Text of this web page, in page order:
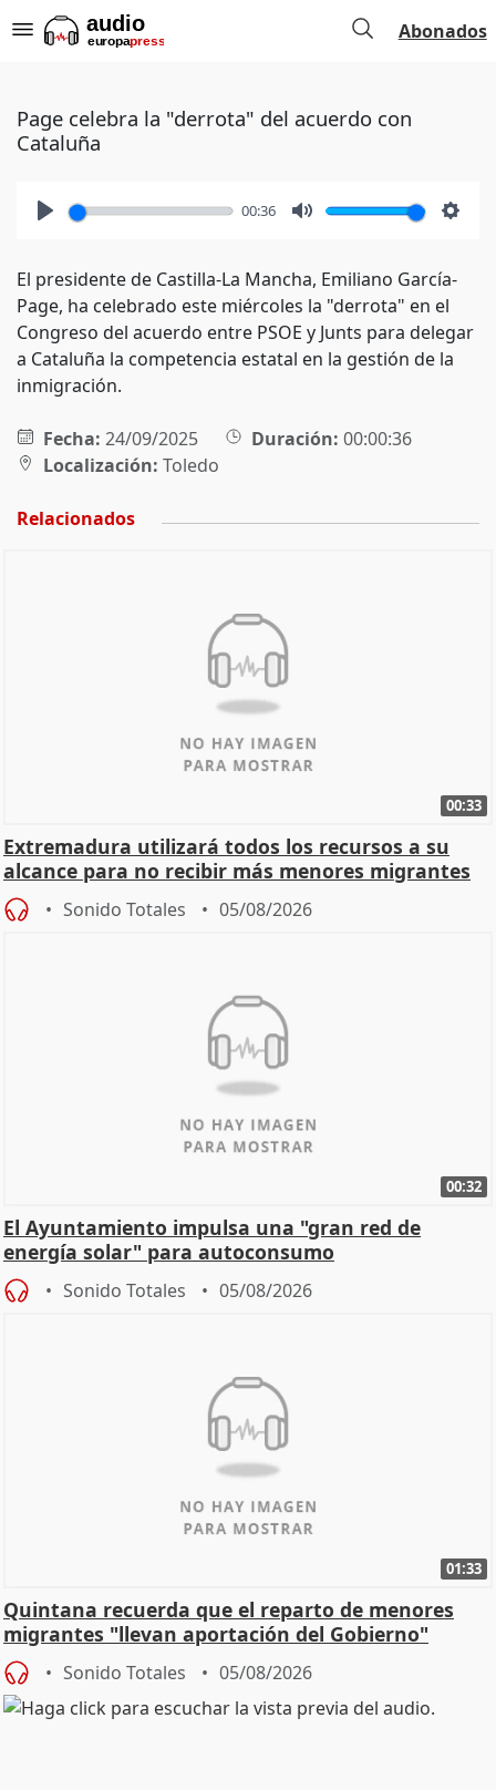
Abonados
Page celebra la "derrota" del acuerdo con
Cataluña
00:36
El presidente de Castilla-La Mancha, Emiliano García-
Page, ha celebrado este miércoles la "derrota" en el
Congreso del acuerdo entre PSOE y Junts para delegar
a Cataluña la competencia estatal en la gestión de la
inmigración.
Fecha: 24/09/2025 Duración: 00:00:36
Localización: Toledo
Relacionados
00:33
Extremadura utilizará todos los recursos a su
alcance para no recibir más menores migrantes
Sonido Totales 05/08/2026
00:32
El Ayuntamiento impulsa una "gran red de
energía solar" para autoconsumo
Sonido Totales 05/08/2026
01:33
Quintana recuerda que el reparto de menores
migrantes "llevan aportación del Gobierno"
central
Sonido Totales 05/08/2026